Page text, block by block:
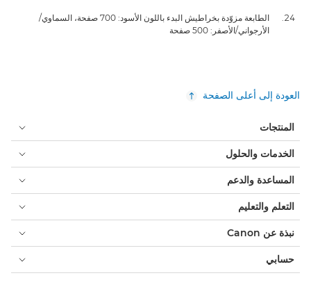
الطابعة مزوّدة بخراطيش البدء باللون الأسود: 700 صفحة، السماوي/
الأرجواني/الأصفر: 500 صفحة
العودة إلى أعلى الصفحة
المنتجات
الخدمات والحلول
المساعدة والدعم
التعلم والتعليم
نبذة عن Canon
حسابي